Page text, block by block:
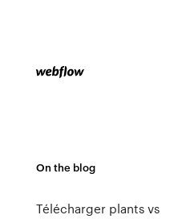
On the blog
Télécharger plants vs